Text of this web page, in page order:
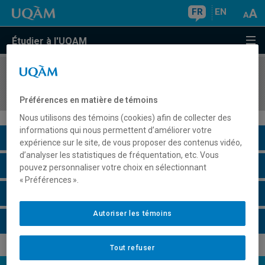
FR EN
Étudier à l'UQAM
COURS//
Description du cours
Horaire - Été 2026
Préférences en matière de témoins
Nous utilisons des témoins (cookies) afin de collecter des
informations qui nous permettent d’améliorer votre
expérience sur le site, de vous proposer des contenus vidéo,
d’analyser les statistiques de fréquentation, etc. Vous
pouvez personnaliser votre choix en sélectionnant
« Préférences ».
Tout refuser
Autoriser les témoins